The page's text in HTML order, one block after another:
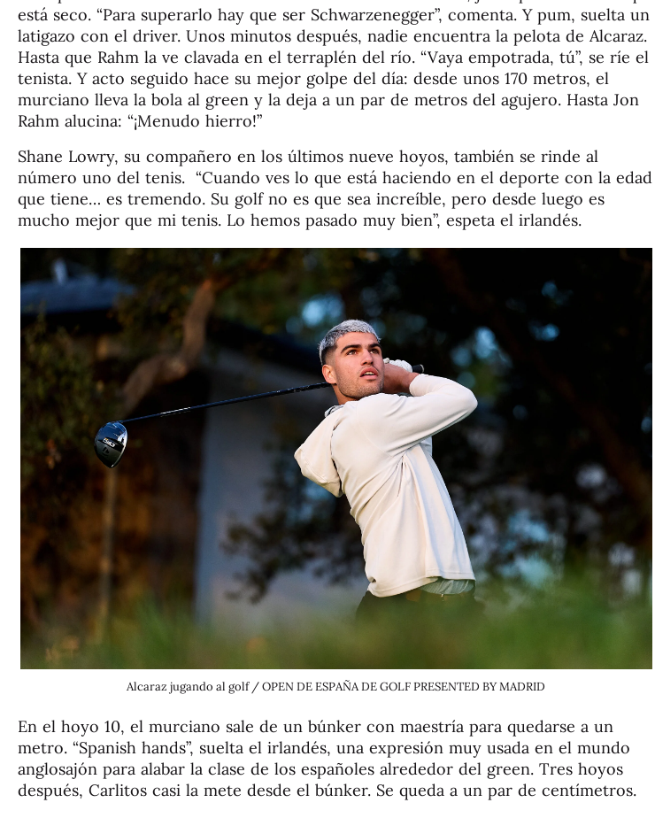
está seco. “Para superarlo hay que ser Schwarzenegger”, comenta. Y pum, suelta un
latigazo con el driver. Unos minutos después, nadie encuentra la pelota de Alcaraz.
Hasta que Rahm la ve clavada en el terraplén del río. “Vaya empotrada, tú”, se ríe el
tenista. Y acto seguido hace su mejor golpe del día: desde unos 170 metros, el
murciano lleva la bola al green y la deja a un par de metros del agujero. Hasta Jon
Rahm alucina: “¡Menudo hierro!”
Shane Lowry, su compañero en los últimos nueve hoyos, también se rinde al
número uno del tenis. “Cuando ves lo que está haciendo en el deporte con la edad
que tiene… es tremendo. Su golf no es que sea increíble, pero desde luego es
mucho mejor que mi tenis. Lo hemos pasado muy bien”, espeta el irlandés.
Alcaraz jugando al golf / OPEN DE ESPAÑA DE GOLF PRESENTED BY MADRID
En el hoyo 10, el murciano sale de un búnker con maestría para quedarse a un
metro. “Spanish hands”, suelta el irlandés, una expresión muy usada en el mundo
anglosajón para alabar la clase de los españoles alrededor del green. Tres hoyos
después, Carlitos casi la mete desde el búnker. Se queda a un par de centímetros.